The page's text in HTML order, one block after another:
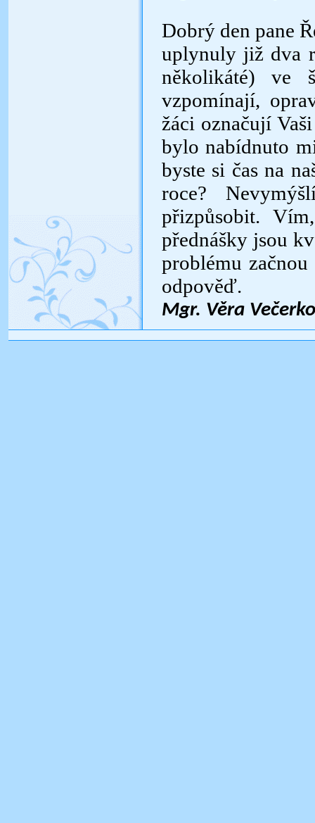
Dobrý den pane
uplynuly již dva
několikáté) ve
vzpomínají,
žáci označují
bylo nabídnuto
byste si čas na
roce?
přizpůsobit.
přednášky jsou
problému
odpověď.
Mgr. Věra